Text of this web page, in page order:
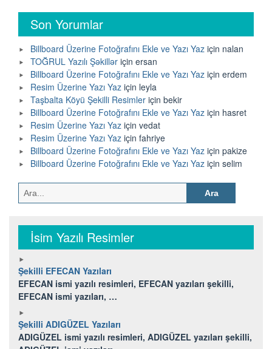
Son Yorumlar
Billboard Üzerine Fotoğrafını Ekle ve Yazı Yaz için nalan
TOĞRUL Yazılı Şəkillər için ersan
Billboard Üzerine Fotoğrafını Ekle ve Yazı Yaz için erdem
Resim Üzerine Yazı Yaz için leyla
Taşbalta Köyü Şekilli Resimler için bekir
Billboard Üzerine Fotoğrafını Ekle ve Yazı Yaz için hasret
Resim Üzerine Yazı Yaz için vedat
Resim Üzerine Yazı Yaz için fahriye
Billboard Üzerine Fotoğrafını Ekle ve Yazı Yaz için pakize
Billboard Üzerine Fotoğrafını Ekle ve Yazı Yaz için selim
Arama:
İsim Yazılı Resimler
Şekilli EFECAN Yazıları
EFECAN ismi yazılı resimleri, EFECAN yazıları şekilli,
EFECAN ismi yazıları, …
Şekilli ADIGÜZEL Yazıları
ADIGÜZEL ismi yazılı resimleri, ADIGÜZEL yazıları şekilli,